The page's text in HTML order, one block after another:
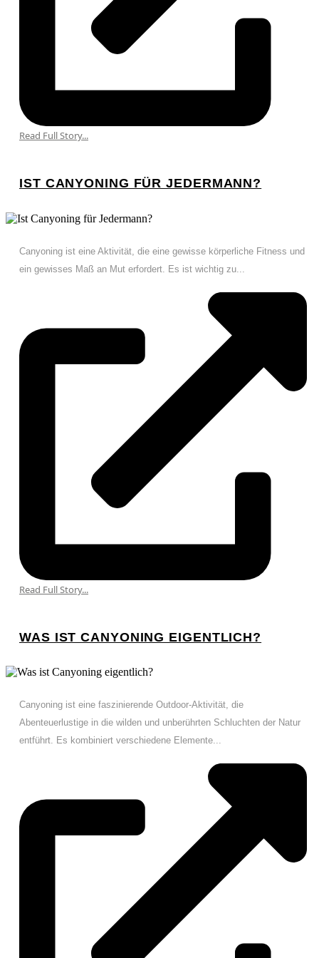
Read Full Story...
IST CANYONING FÜR JEDERMANN?
Canyoning ist eine Aktivität, die eine gewisse körperliche Fitness und
ein gewisses Maß an Mut erfordert. Es ist wichtig zu...
Read Full Story...
WAS IST CANYONING EIGENTLICH?
Canyoning ist eine faszinierende Outdoor-Aktivität, die
Abenteuerlustige in die wilden und unberührten Schluchten der Natur
entführt. Es kombiniert verschiedene Elemente...